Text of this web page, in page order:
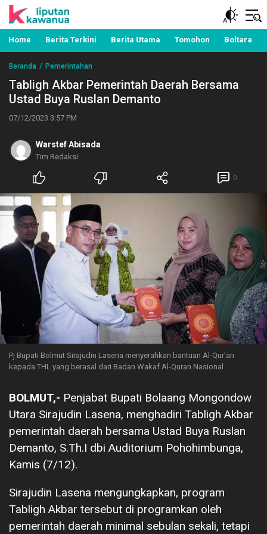
Liputan Kawanua
Berita Manado, Sulawesi Utara, Kawanua, Politik,
Pemerintahan, Hukum Kriminal dan Nasional
Home Berita Terkini Berita Utama Tomohon Boltara
Beranda Pemerintahan
Tabligh Akbar Pemerintah Daerah Bersama
Ustad Buya Ruslan Demanto
07/12/2023 3:57 PM
Warstef Abisada
Tim Redaksi
0
Pj Bupati Bolmut Sirajudin Lasena menyerahkan bantuan Al-Qur'an
kepada THL yang berasal dari Badan Wakaf Al-Quran Nasional.
BOLMUT,- Penjabat Bupati Bolaang Mongondow
Utara Sirajudin Lasena, menghadiri Tabligh Akbar
pemerintah daerah bersama Ustad Buya Ruslan
Demanto, S.Th.I dbi Auditorium Pohohimbunga,
Kamis (7/12).
Sirajudin Lasena mengungkapkan, program
Tabligh Akbar tersebut di programkan oleh
pemerintah daerah minimal sebulan sekali, tetapi